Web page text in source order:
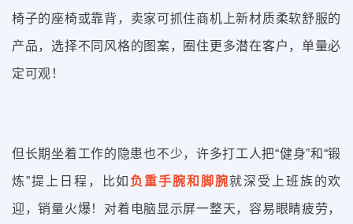
椅子的座椅或靠背，卖家可抓住商机上新材质柔软舒服的
产品，选择不同风格的图案，圈住更多潜在客户，单量必
定可观！
但长期坐着工作的隐患也不少，许多打工人把“健身”和“锻
炼”提上日程，比如负重手腕和脚腕就深受上班族的欢
迎，销量火爆！对着电脑显示屏一整天，容易眼睛疲劳，